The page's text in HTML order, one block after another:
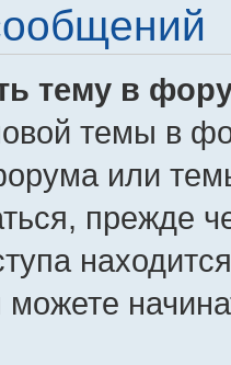
тему в
темы в
или
прежде